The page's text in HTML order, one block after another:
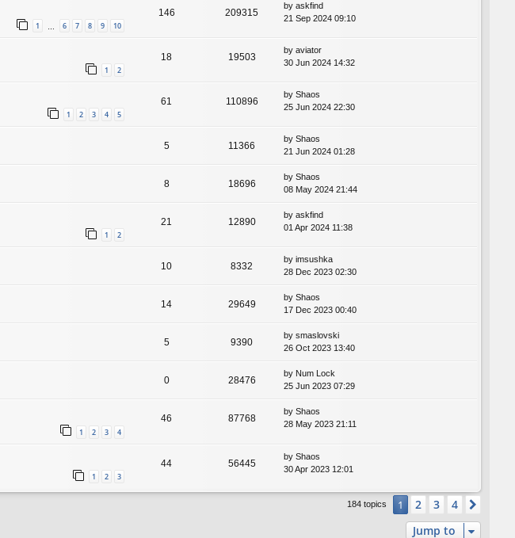
1 … 6 7 8 9 10
146 209315
by askfind
21 Sep 2024 09:10
1 2
18 19503
by aviator
30 Jun 2024 14:32
1 2 3 4 5
61 110896
by Shaos
25 Jun 2024 22:30
5 11366
by Shaos
21 Jun 2024 01:28
8 18696
by Shaos
08 May 2024 21:44
1 2
21 12890
by askfind
01 Apr 2024 11:38
10 8332
by imsushka
28 Dec 2023 02:30
14 29649
by Shaos
17 Dec 2023 00:40
5 9390
by smaslovski
26 Oct 2023 13:40
0 28476
by Num Lock
25 Jun 2023 07:29
1 2 3 4
46 87768
by Shaos
28 May 2023 21:11
1 2 3
44 56445
by Shaos
30 Apr 2023 12:01
184 topics 1 2 3 4
Jump to